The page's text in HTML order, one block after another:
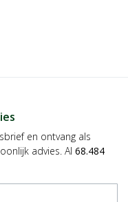
en ontvang als
advies. Al 68.484